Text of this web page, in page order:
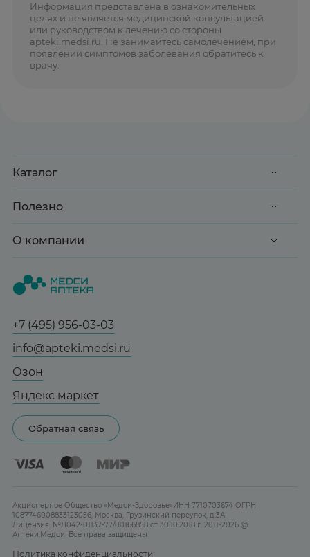
Информация представлена в ознакомительных
целях и не является медицинской консультацией
или руководством к лечению со стороны
apteki.medsi.ru. Не занимайтесь самолечением, при
появлении симптомов заболевания обратитесь к
врачу.
Каталог
Акции
Здоровье
Медицинские товары
Мама и малыш
Тревога и стресс
Здоровый сон
Женская гигиена
Бренды
Полезно
Доставка и оплата
Статьи и новости
Справочник болезней
Гарантии
Сотрудничество
Реклама на сайте
Карта сайта
О компании
Все аптеки
Отзывы
Лицензия
+7 (495) 956-03-03
info@apteki.medsi.ru
Озон
Яндекс маркет
Обратная связь
Акционерное Общество «Медси-Здоровье»ИНН 7710703674 ОГРН
1087746008833123056, Москва, Грузинский переулок, д.3А
Лицензия: №Л042-01137-77/00166858 от 30.10.2018 г. 2011-2026 @
Аптеки.Медси. Все права защищены
Политика конфиденциальности